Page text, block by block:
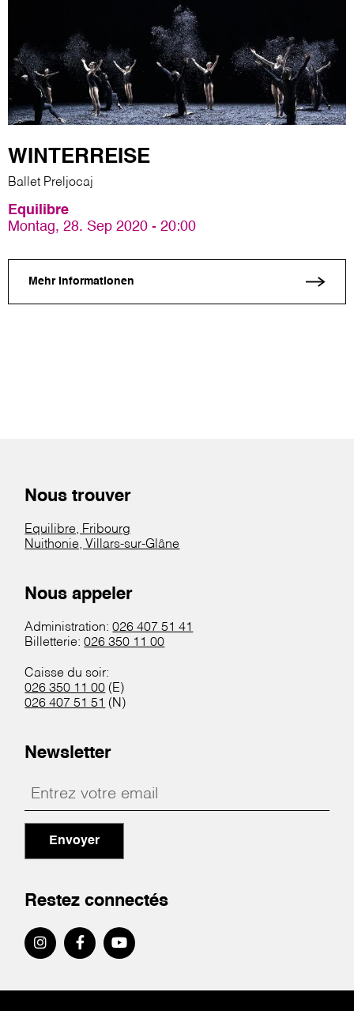
WINTERREISE
Ballet Preljocaj
Equilibre
Montag, 28. Sep 2020 - 20:00
Mehr Informationen
Nous trouver
Equilibre, Fribourg
Nuithonie, Villars-sur-Glâne
Nous appeler
Administration:026 407 51 41
Billetterie:026 350 11 00
Caisse du soir:
026 350 11 00 (E)
026 407 51 51 (N)
Newsletter
Envoyer
Restez connectés